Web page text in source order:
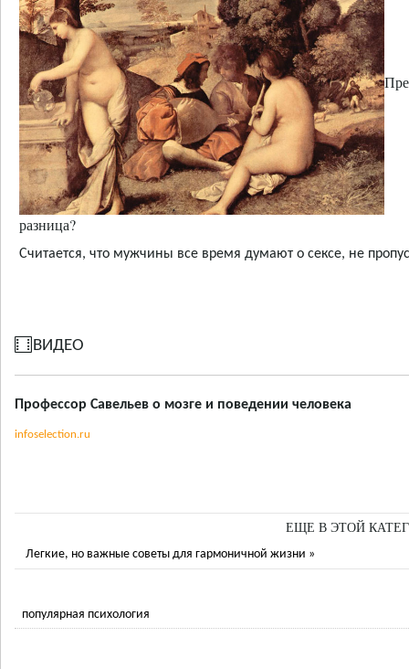
разница?
Считается, что мужчины все время думают о сексе, не
ВИДЕО
Профессор Савельев о мозге и поведении человека
infoselection.ru
ЕЩЕ В ЭТОЙ
Легкие, но важные советы для гармоничной жизни »
популярная психология